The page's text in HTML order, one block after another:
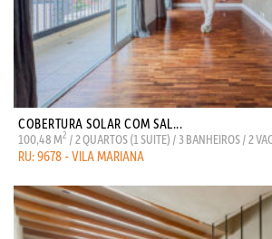
COBERTURA SOLAR COM SAL...
100,48 M2 / 2 QUARTOS (1 SUITE) / 3 BANHEIROS / 2
RU: 9678 - VILA MARIANA